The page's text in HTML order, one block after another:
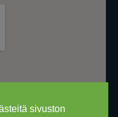
sivuston